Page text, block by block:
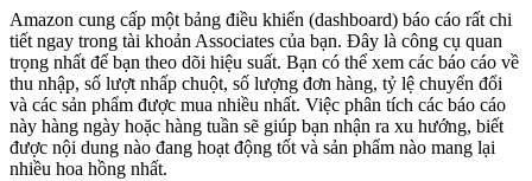
Amazon cung cấp một bảng điều khiển (dashboard) báo cáo rất chi
tiết ngay trong tài khoản Associates của bạn. Đây là công cụ quan
trọng nhất để bạn theo dõi hiệu suất. Bạn có thể xem các báo cáo về
thu nhập, số lượt nhấp chuột, số lượng đơn hàng, tỷ lệ chuyển đổi
và các sản phẩm được mua nhiều nhất. Việc phân tích các báo cáo
này hàng ngày hoặc hàng tuần sẽ giúp bạn nhận ra xu hướng, biết
được nội dung nào đang hoạt động tốt và sản phẩm nào mang lại
nhiều hoa hồng nhất.